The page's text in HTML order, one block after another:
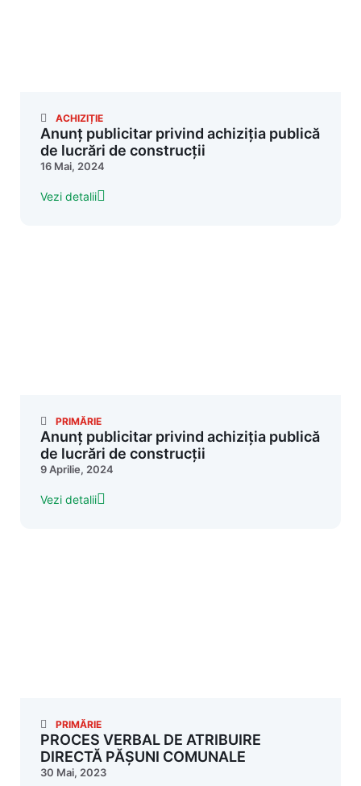
ACHIZIȚIE
Anunț publicitar privind achiziția publică
de lucrări de construcții
16 Mai, 2024
Vezi detalii
PRIMĂRIE
Anunț publicitar privind achiziția publică
de lucrări de construcții
9 Aprilie, 2024
Vezi detalii
PRIMĂRIE
PROCES VERBAL DE ATRIBUIRE
DIRECTĂ PĂȘUNI COMUNALE
30 Mai, 2023